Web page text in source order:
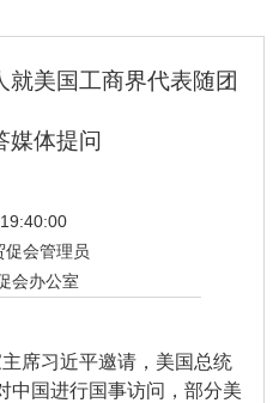
就美国工商界代表随团
媒体提问
促会管理员
会办公室
席习近平邀请，美国总统
中国进行国事访问，部分美